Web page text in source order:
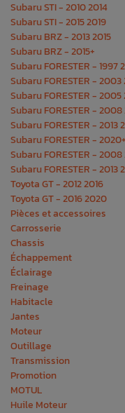
Subaru STI - 2010 2014
Subaru STI - 2015 2019
Subaru BRZ - 2013 2015
Subaru BRZ - 2015+
Subaru FORESTER - 1997
Subaru FORESTER -
Subaru FORESTER -
Subaru FORESTER - 2008
Subaru FORESTER - 2013
Subaru FORESTER - 2020+
Subaru FORESTER - 2008
Subaru FORESTER - 2013
Toyota GT - 2012 2016
Toyota GT - 2016 2020
Pièces et accessoires
Carrosserie
Chassis
Échappement
Éclairage
Freinage
Habitacle
Jantes
Moteur
Outillage
Transmission
Promotion
MOTUL
Huile Moteur